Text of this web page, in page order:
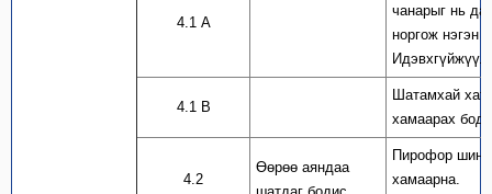
4.1 А
чанарыг нь
норгож нэгэн
4.1 В
Шатамхай
хамаарах
4.2
Өөрөө аяндаа
Пирофор
хамаарна.